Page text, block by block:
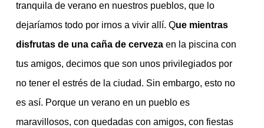
tranquila de verano en nuestros pueblos, que lo
dejaríamos todo por irnos a vivir allí. Que mientras
disfrutas de una caña de cervezaen la piscina con
tus amigos, decimos que son unos privilegiados por
no tener el estrés de la ciudad. Sin embargo, esto no
es así. Porque un verano en un pueblo es
maravillosos, con quedadas con amigos, con fiestas